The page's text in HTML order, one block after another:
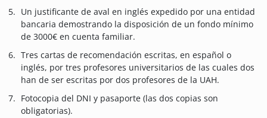
Un justificante de aval en inglés expedido por una entidad
bancaria demostrando la disposición de un fondo mínimo
de 3000€ en cuenta familiar.
Tres cartas de recomendación escritas, en español o
inglés, por tres profesores universitarios de las cuales dos
han de ser escritas por dos profesores de la UAH.
Fotocopia del DNI y pasaporte (las dos copias son
obligatorias).